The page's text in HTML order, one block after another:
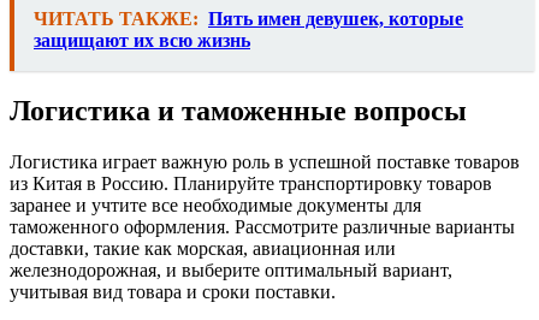
ЧИТАТЬ ТАКЖЕ: Пять имен девушек, которые
защищают их всю жизнь
Логистика и таможенные вопросы
Логистика играет важную роль в успешной поставке товаров
из Китая в Россию. Планируйте транспортировку товаров
заранее и учтите все необходимые документы для
таможенного оформления. Рассмотрите различные варианты
доставки, такие как морская, авиационная или
железнодорожная, и выберите оптимальный вариант,
учитывая вид товара и сроки поставки.